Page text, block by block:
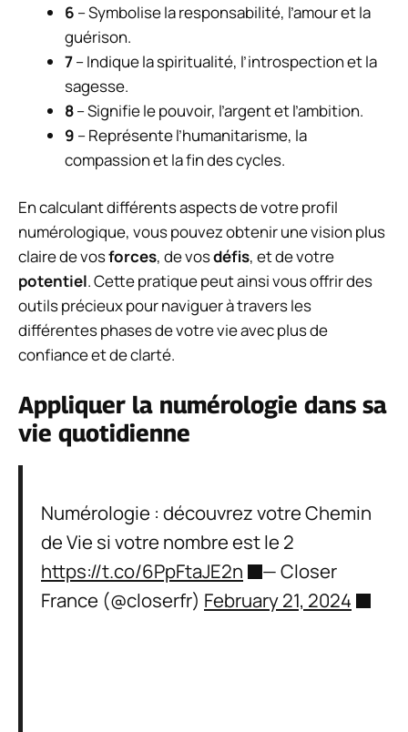
6 – Symbolise la responsabilité, l’amour et la
guérison.
7– Indique la spiritualité, l’introspection et la
sagesse.
8– Signifie le pouvoir, l’argent et l’ambition.
9 – Représente l’humanitarisme, la
compassion et la fin des cycles.
En calculant différents aspects de votre profil
numérologique, vous pouvez obtenir une vision plus
claire de vosforces, de vosdéfis, et de votre
potentiel. Cette pratique peut ainsi vous offrir des
outils précieux pour naviguer à travers les
différentes phases de votre vie avec plus de
confiance et de clarté.
Appliquer la numérologie dans sa
vie quotidienne
Numérologie : découvrez votre Chemin
de Vie si votre nombre est le 2
https://t.co/6PpFtaJE2n
— Closer
France (@closerfr) February 21, 2024